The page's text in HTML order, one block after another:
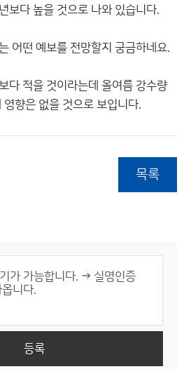
보다 높을 것으로 나와 있습니다.
어떤 예보를 전망할지 궁금하네요.
다 적을 것이라는데 올여름 강수량
향은 없을 것으로 보입니다.
목록
등록